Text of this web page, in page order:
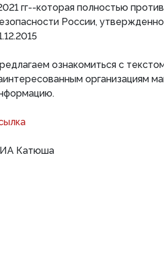
гг--которая полностью
России,
ознакомиться с
организациям
Катюша